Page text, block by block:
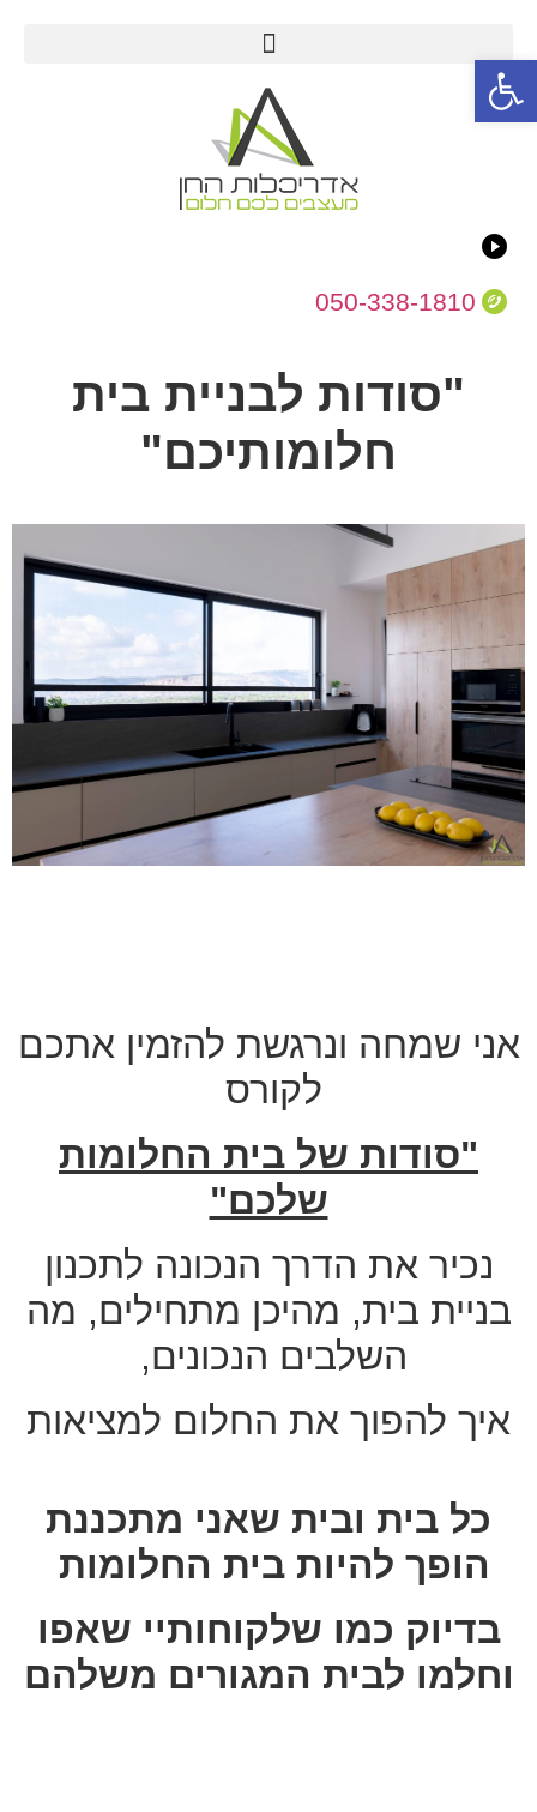
050-338-1810
"סודות לבניית בית
חלומותיכם"
אני שמחה ונרגשת להזמין אתכם
לקורס
"סודות של בית החלומות
שלכם"
נכיר את הדרך הנכונה לתכנון
בניית בית, מהיכן מתחילים, מה
השלבים הנכונים,
איך להפוך את החלום למציאות
כל בית ובית שאני מתכננת
הופך להיות בית החלומות
בדיוק כמו שלקוחותיי שאפו
וחלמו לבית המגורים משלהם
פתח סרגל נגישות